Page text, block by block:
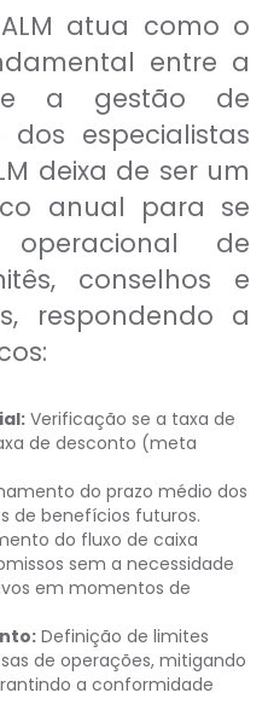
atua como o
entre a
e a gestão de
especialistas
deixa de ser um
anual para se
de
conselhos e
respondendo a
Verificação se a taxa de
de desconto (meta
do prazo médio dos
de benefícios futuros.
do fluxo de caixa
sem a necessidade
em momentos de
Definição de limites
de operações, mitigando
a conformidade